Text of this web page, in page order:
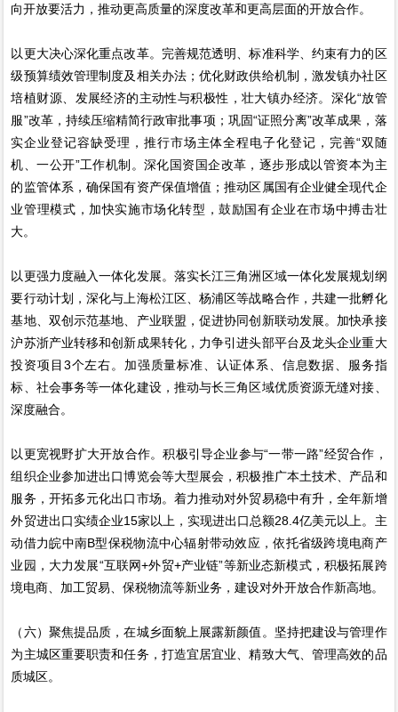
向开放要活力，推动更高质量的深度改革和更高层面的开放合作。
以更大决心深化重点改革。完善规范透明、标准科学、约束有力的区
级预算绩效管理制度及相关办法；优化财政供给机制，激发镇办社区
培植财源、发展经济的主动性与积极性，壮大镇办经济。深化“放管
服”改革，持续压缩精简行政审批事项；巩固“证照分离”改革成果，落
实企业登记容缺受理，推行市场主体全程电子化登记，完善“双随
机、一公开”工作机制。深化国资国企改革，逐步形成以管资本为主
的监管体系，确保国有资产保值增值；推动区属国有企业健全现代企
业管理模式，加快实施市场化转型，鼓励国有企业在市场中搏击壮
大。
以更强力度融入一体化发展。落实长江三角洲区域一体化发展规划纲
要行动计划，深化与上海松江区、杨浦区等战略合作，共建一批孵化
基地、双创示范基地、产业联盟，促进协同创新联动发展。加快承接
沪苏浙产业转移和创新成果转化，力争引进头部平台及龙头企业重大
投资项目3个左右。加强质量标准、认证体系、信息数据、服务指
标、社会事务等一体化建设，推动与长三角区域优质资源无缝对接、
深度融合。
以更宽视野扩大开放合作。积极引导企业参与“一带一路”经贸合作，
组织企业参加进出口博览会等大型展会，积极推广本土技术、产品和
服务，开拓多元化出口市场。着力推动对外贸易稳中有升，全年新增
外贸进出口实绩企业15家以上，实现进出口总额28.4亿美元以上。主
动借力皖中南B型保税物流中心辐射带动效应，依托省级跨境电商产
业园，大力发展“互联网+外贸+产业链”等新业态新模式，积极拓展跨
境电商、加工贸易、保税物流等新业务，建设对外开放合作新高地。
（六）聚焦提品质，在城乡面貌上展露新颜值。坚持把建设与管理作
为主城区重要职责和任务，打造宜居宜业、精致大气、管理高效的品
质城区。